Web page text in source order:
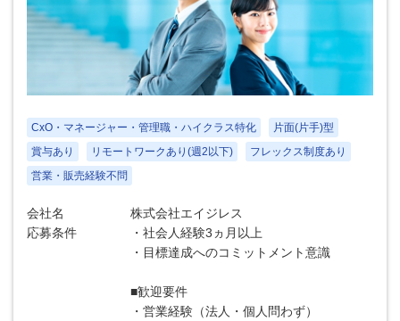
CxO・マネージャー・管理職・ハイクラス特化
片面(片手)型
賞与あり
リモートワークあり(週2以下)
フレックス制度あり
営業・販売経験不問
会社名
株式会社エイジレス
応募条件
・社会人経験3ヵ月以上
・目標達成へのコミットメント意識
■歓迎要件
・営業経験（法人・個人問わず）